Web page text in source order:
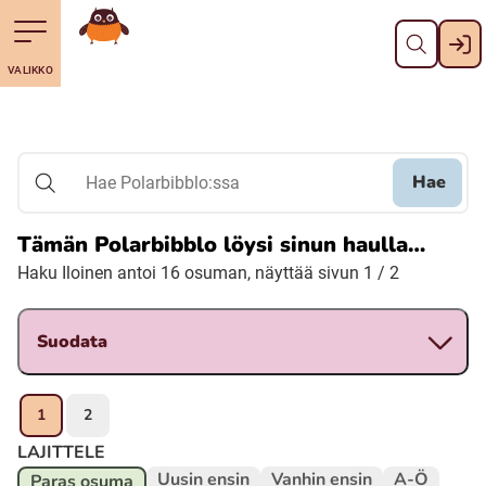
Till navigering av sidans innehåll
Till övergripande innehåll för webbplatsen Sulje
Julevsámegiella (Lulesamiska)
Åarjelsaemiengïele (Sydsamiska)
Davvisámegiella (Nordsamiska)
Bidumsámegiella (Pitesamiska)
VALIKKO
Mene etusivulle
Hae Polarbibblo:ssa
Hae
Tämän Polarbibblo löysi sinun haulla…
Haku Iloinen antoi 16 osuman, näyttää sivun 1 / 2
Suodata
1 2
LAJITTELE
Uusin ensin Vanhin ensin A-Ö